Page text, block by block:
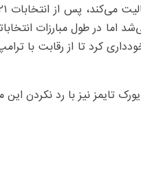
اما در طول مبارزات
تایمز نیز با رد نکردن